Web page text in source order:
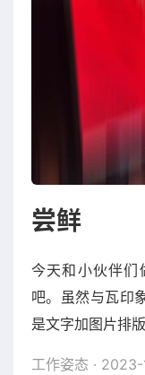
尝鲜
今天和小伙伴们
吧。虽然与瓦印
是文字加图片排
工作姿态 ·